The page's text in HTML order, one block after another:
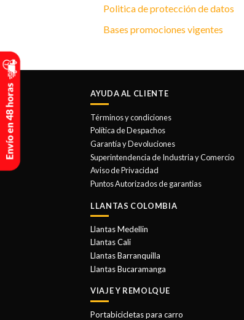
Politica de protección de datos
Bases promociones vigentes
AYUDA AL CLIENTE
Términos y condiciones
Política de Despachos
Garantía y Devoluciones
Superintendencia de Industria y Comercio
Aviso de Privacidad
Puntos Autorizados de garantias
LLANTAS COLOMBIA
Llantas Medellin
Llantas Cali
Llantas Barranquilla
Llantas Bucaramanga
VIAJE Y REMOLQUE
Portabicicletas para carro